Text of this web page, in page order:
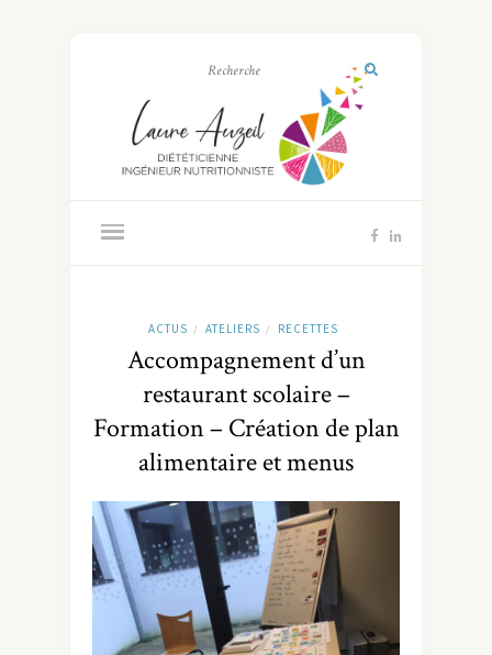
ACTUS / ATELIERS / RECETTES
Accompagnement d’un
restaurant scolaire –
Formation – Création de plan
alimentaire et menus